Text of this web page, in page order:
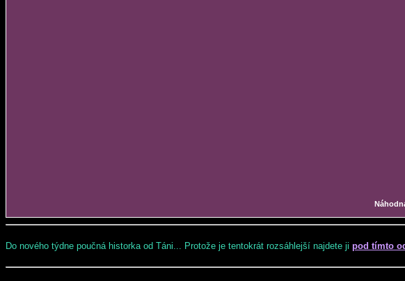
Do nového týdne poučná historka od Táni... Protože je tentokrát rozsáhlejší najdete ji pod tímto